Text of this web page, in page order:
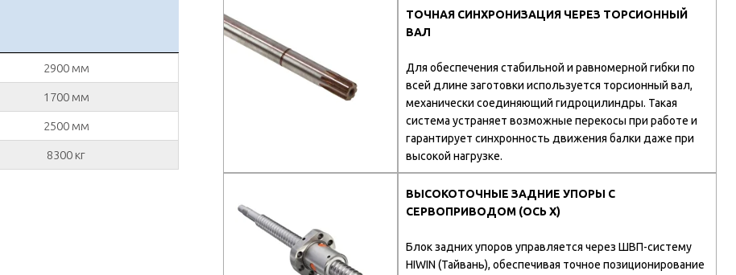
2900 мм
1700 мм
2500 мм
8300 кг
ТОЧНАЯ СИНХРОНИЗАЦИЯ ЧЕРЕЗ ТОРСИОННЫЙ
ВАЛ
Для обеспечения стабильной и равномерной гибки по
всей длине заготовки используется торсионный вал,
механически соединяющий гидроцилиндры. Такая
система устраняет возможные перекосы при работе и
гарантирует синхронность движения балки даже при
высокой нагрузке.
ВЫСОКОТОЧНЫЕ ЗАДНИЕ УПОРЫ С
СЕРВОПРИВОДОМ (ОСЬ X)
Блок задних упоров управляется через ШВП-систему
HIWIN (Тайвань), обеспечивая точное позиционирование